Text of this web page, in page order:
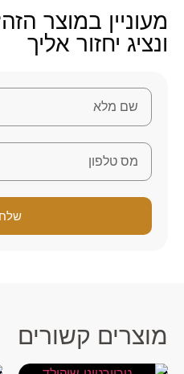
מעוניין במוצר
ונציג יחזור אליך
שלח
מוצרים קשורים